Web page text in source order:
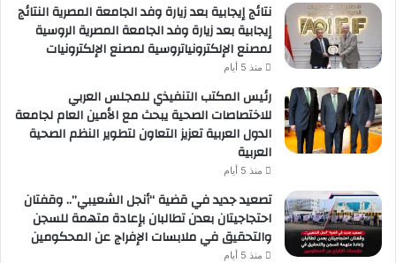
نتائج إيجابية بعد زيارة وفد الجامعة المصرية النتائج
إيجابية بعد زيارة وفد الجامعة المصرية الروسية
لمصنع الإلكترونياتروسية لمصنع الإلكترونيات
منذ 5 أيام
رئيس المكتب التنفيذي للمجلس العربي
للاختصاصات الصحية يبحث مع الأمين العام لجامعة
الدول العربية تعزيز التعاون لتطوير النظم الصحية
العربية
منذ 5 أيام
تصعيد جديد في قضية “أنجل الشعيبي”.. وقفتان
احتجاجيتان بعدن تطالبان بإعادة متهمة للسجن
والتحقيق في ملابسات الإفراج عن المحكومين
منذ 5 أيام